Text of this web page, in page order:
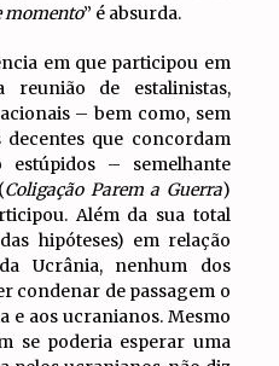
momento” é absurda.
em que participou em
reunião de estalinistas,
– bem como, sem
decentes que concordam
– semelhante
Coligação Parem a Guerra)
Além da sua total
hipóteses) em relação
Ucrânia, nenhum dos
condenar de passagem o
e aos ucranianos. Mesmo
se poderia esperar uma